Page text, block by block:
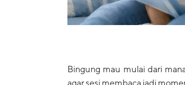
Bingung mau mulai dari